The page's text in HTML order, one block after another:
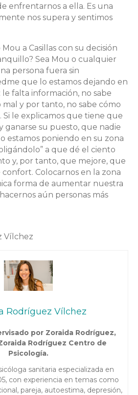
enfrentarnos a ella. Es una
nos supera y sentimos
a Casillas con su decisión
Sea Mou o cualquier
persona fuera sin
que lo estamos dejando en
le falta información, no sabe
y por tanto, no sabe cómo
le explicamos que tiene que
ganarse su puesto, que nadie
estamos poniendo en su zona
a que dé el ciento
y, por tanto, que mejore, que
Colocarnos en la zona
forma de aumentar nuestra
aún personas más
Vílchez
Rodríguez Vílchez
por Zoraida Rodríguez,
Rodríguez Centro de
Psicología.
sanitaria especializada en
con experiencia en temas como
pareja, autoestima, depresión,